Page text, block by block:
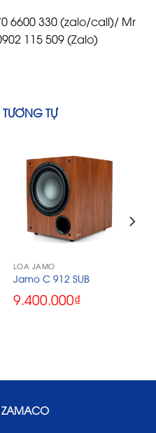
6600 330 (zalo/call)/ Mr
115 509 (Zalo)
TỰ
LOA JAMO
Jamo C 912 SUB
9.400.000₫
ZAMACO